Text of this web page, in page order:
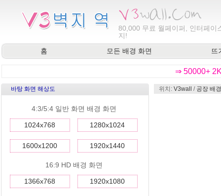
80,000 무료 월페이퍼, 인터페이
지!
홈
모든 배경 화면 뜨
⇒ 50000+
바탕 화면 해상도
4:3/5:4 일반 화면 배경 화면
1024x768 1280x1024
1600x1200 1920x1440
16:9 HD 배경 화면
1366x768 1920x1080
위치: V3wall / 공장 배